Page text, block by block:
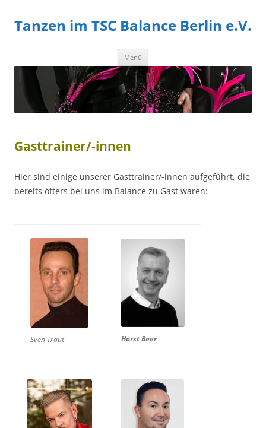
Inhalt
springen
Tanzen im TSC Balance Berlin e.V.
Menü
springen
Gasttrainer/-innen
Hier sind einige unserer Gasttrainer/-innen aufgeführt, die
bereits öfters bei uns im Balance zu Gast waren:
Sven Traut Horst Beer